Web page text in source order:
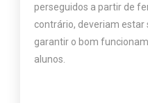
perseguidos a partir de
contrário, deveriam estar
garantir o bom
alunos.